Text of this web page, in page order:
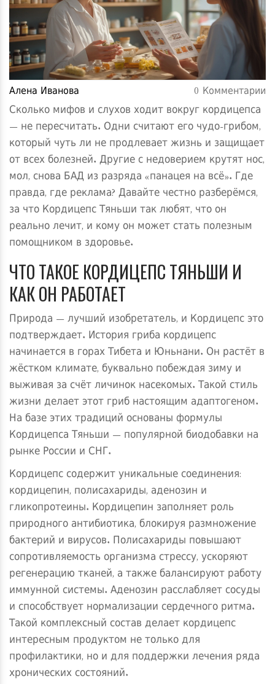
Алена Иванова 0 Комментарии
Сколько мифов и слухов ходит вокруг кордицепса
— не пересчитать. Одни считают его чудо-грибом,
который чуть ли не продлевает жизнь и защищает
от всех болезней. Другие с недоверием крутят нос,
мол, снова БАД из разряда «панацея на всё». Где
правда, где реклама? Давайте честно разберёмся,
за что Кордицепс Тяньши так любят, что он
реально лечит, и кому он может стать полезным
помощником в здоровье.
ЧТО ТАКОЕ КОРДИЦЕПС ТЯНЬШИ И
КАК ОН РАБОТАЕТ
Природа — лучший изобретатель, и Кордицепс это
подтверждает. История гриба кордицепс
начинается в горах Тибета и Юньнани. Он растёт в
жёстком климате, буквально побеждая зиму и
выживая за счёт личинок насекомых. Такой стиль
жизни делает этот гриб настоящим адаптогеном.
На базе этих традиций основаны формулы
Кордицепса Тяньши — популярной биодобавки на
рынке России и СНГ.
Кордицепс содержит уникальные соединения:
кордицепин, полисахариды, аденозин и
гликопротеины. Кордицепин заполняет роль
природного антибиотика, блокируя размножение
бактерий и вирусов. Полисахариды повышают
сопротивляемость организма стрессу, ускоряют
регенерацию тканей, а также балансируют работу
иммунной системы. Аденозин расслабляет сосуды
и способствует нормализации сердечного ритма.
Такой комплексный состав делает кордицепс
интересным продуктом не только для
профилактики, но и для поддержки лечения ряда
хронических состояний.